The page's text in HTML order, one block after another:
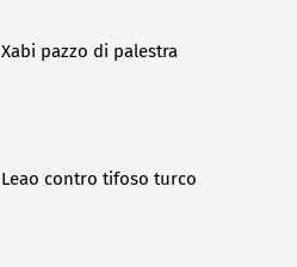
Xabi pazzo di palestra
Leao contro tifoso turco